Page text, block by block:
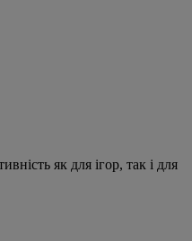
як для ігор, так і для